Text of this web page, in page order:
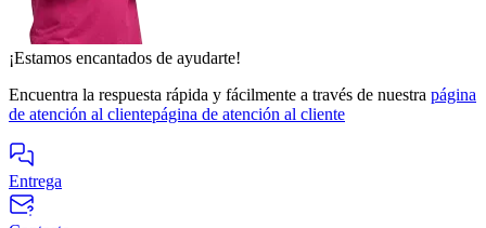
¡Estamos encantados de ayudarte!
Encuentra la respuesta rápida y fácilmente a través de nuestra página
de atención al clientepágina de atención al cliente
Entrega